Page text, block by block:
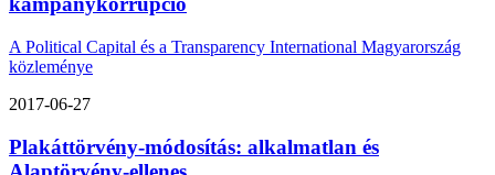
A Political Capital és a Transparency International Magyarország
közleménye
2017-06-27
Plakáttörvény-módosítás: alkalmatlan és